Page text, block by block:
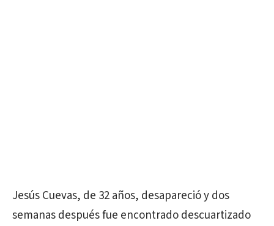
Jesús Cuevas, de 32 años, desapareció y dos
semanas después fue encontrado descuartizado